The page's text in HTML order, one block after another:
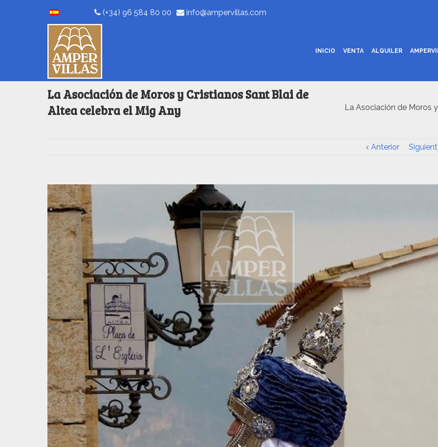
(+34) 96 584 80 00 info@ampervillas.com
INICIO VENTA ALQUILER
La Asociación de Moros y Cristianos Sant Blai de
Altea celebra el Mig Any
La Asociación de Moros
Anterior